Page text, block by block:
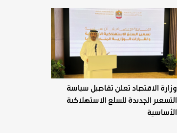
وزارة الاقتصاد تعلن تفاصيل سياسة
التسعير الجديدة للسلع الاستهلاكية
الأساسية